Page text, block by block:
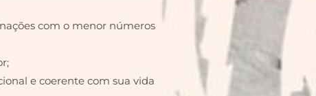
com o menor números
e coerente com sua vida